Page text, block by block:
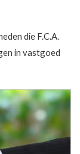
die F.C.A.
in vastgoed